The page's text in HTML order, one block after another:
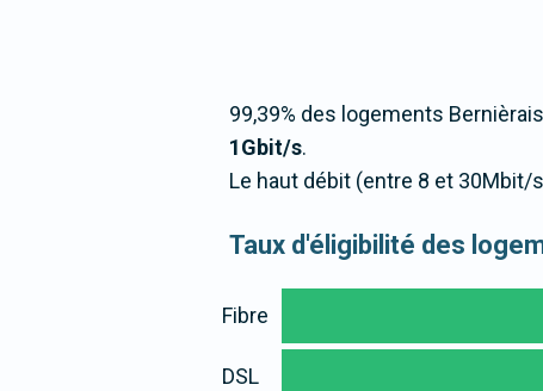
99,39% des logements
1Gbit/s.
Le haut débit (entre 8 et 30Mbit/
Taux d'éligibilité des
Fibre
DSL